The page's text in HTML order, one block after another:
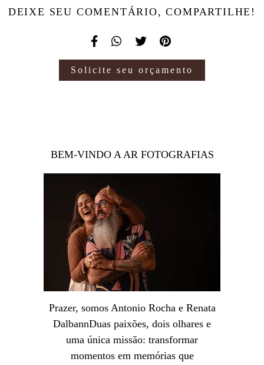
DEIXE SEU COMENTÁRIO, COMPARTILHE!
Solicite seu orçamento
BEM-VINDO A AR FOTOGRAFIAS
Prazer, somos Antonio Rocha e Renata
DalbannDuas paixões, dois olhares e
uma única missão: transformar
momentos em memórias que